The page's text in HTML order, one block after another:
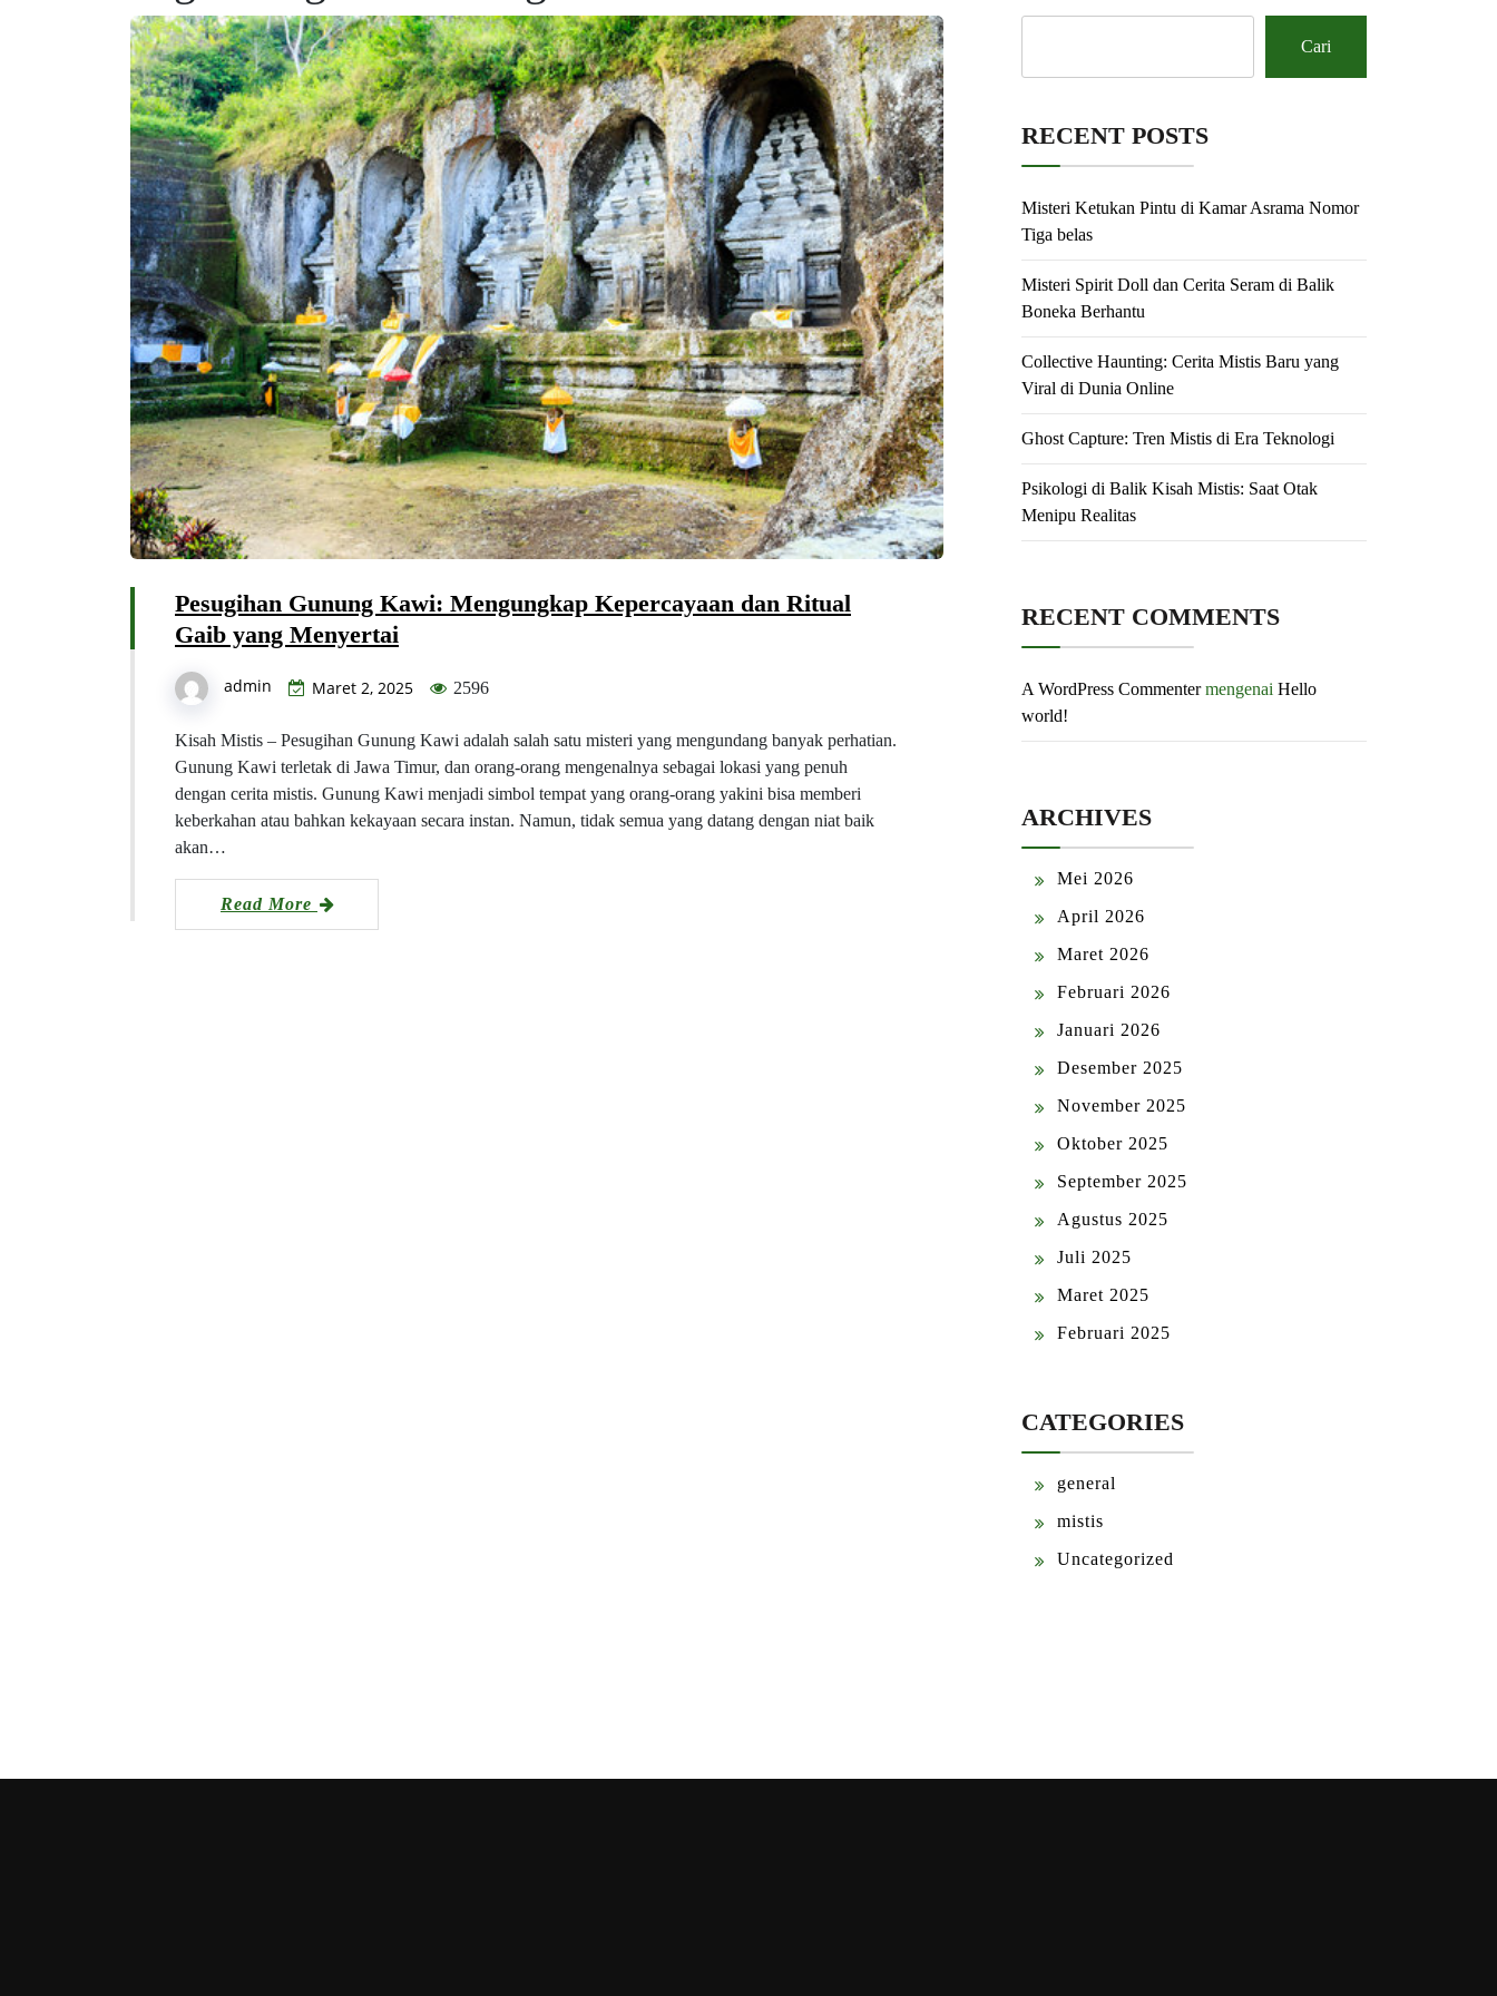
Pesugihan Gunung Kawi: Mengungkap Kepercayaan dan Ritual
Gaib yang Menyertai
admin Maret 2, 2025 2596
Kisah Mistis – Pesugihan Gunung Kawi adalah salah satu misteri yang mengundang banyak perhatian.
Gunung Kawi terletak di Jawa Timur, dan orang-orang mengenalnya sebagai lokasi yang penuh
dengan cerita mistis. Gunung Kawi menjadi simbol tempat yang orang-orang yakini bisa memberi
keberkahan atau bahkan kekayaan secara instan. Namun, tidak semua yang datang dengan niat baik
akan…
Read More
Cari
RECENT POSTS
Misteri Ketukan Pintu di Kamar Asrama Nomor
Tiga belas
Misteri Spirit Doll dan Cerita Seram di Balik
Boneka Berhantu
Collective Haunting: Cerita Mistis Baru yang
Viral di Dunia Online
Ghost Capture: Tren Mistis di Era Teknologi
Psikologi di Balik Kisah Mistis: Saat Otak
Menipu Realitas
RECENT COMMENTS
A WordPress Commentermengenai Hello
world!
ARCHIVES
Mei 2026
April 2026
Maret 2026
Februari 2026
Januari 2026
Desember 2025
November 2025
Oktober 2025
September 2025
Agustus 2025
Juli 2025
Maret 2025
Februari 2025
CATEGORIES
general
mistis
Uncategorized